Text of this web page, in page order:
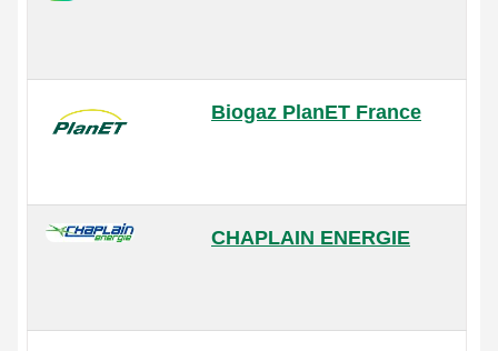
Biogaz PlanET France
CHAPLAIN ENERGIE